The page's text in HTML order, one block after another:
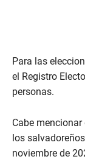
Para las
el Registro
personas.
Cabe
los
noviembre de